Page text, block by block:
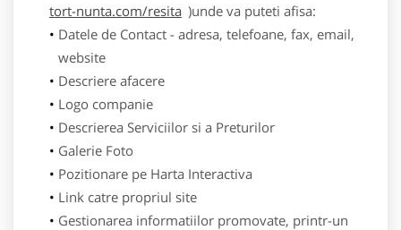
tort-nunta.com/resita )unde va puteti afisa:
Datele de Contact - adresa, telefoane, fax, email,
website
Descriere afacere
Logo companie
Descrierea Serviciilor si a Preturilor
Galerie Foto
Pozitionare pe Harta Interactiva
Link catre propriul site
Gestionarea informatiilor promovate, printr-un